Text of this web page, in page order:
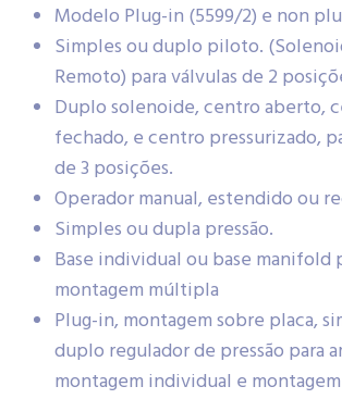
Modelo Plug-in (5599/2) e non
Simples ou duplo piloto.
Remoto) para válvulas de 2
Duplo solenoide, centro aberto,
fechado, e centro pressurizado,
de 3 posições.
Operador manual, estendido ou
Simples ou dupla pressão.
Base individual ou base manifold
montagem múltipla
Plug-in, montagem sobre placa,
duplo regulador de pressão para
montagem individual e